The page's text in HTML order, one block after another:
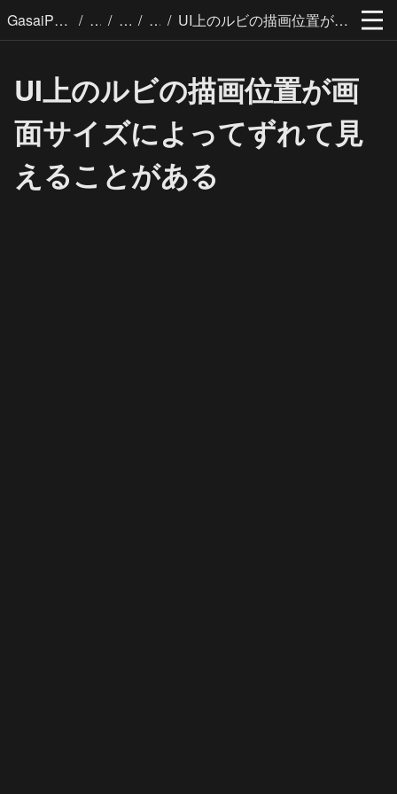
GasaiPages / / / / UI上のルビの描画位置が画面サイズによってずれて見えることがある
UI上のルビの描画位置が画
面サイズによってずれて見
えることがある